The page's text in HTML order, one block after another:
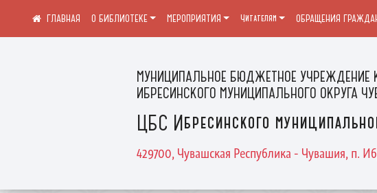
МУНИЦИПАЛЬНОЕ БЮДЖЕТНОЕ УЧРЕЖДЕНИЕ
ИБРЕСИНСКОГО МУНИЦИПАЛЬНОГО ОКРУГА
ЦБС Ибресинского
429700, Чувашская Республика - Чувашия, п.
О БИБЛИОТЕКЕ МЕРОПРИЯТИЯ Читателям ОБРАЩЕНИЯ